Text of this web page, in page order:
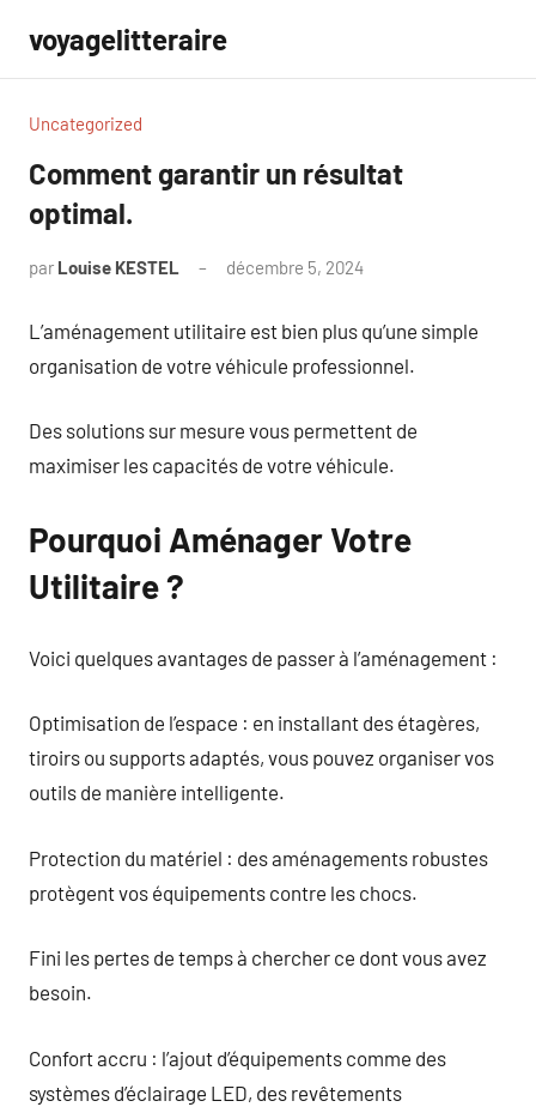
contenu
voyagelitteraire
Uncategorized
Comment garantir un résultat
optimal.
par Louise KESTEL décembre 5, 2024
L’aménagement utilitaire est bien plus qu’une simple
organisation de votre véhicule professionnel.
Des solutions sur mesure vous permettent de
maximiser les capacités de votre véhicule.
Pourquoi Aménager Votre
Utilitaire ?
Voici quelques avantages de passer à l’aménagement :
Optimisation de l’espace : en installant des étagères,
tiroirs ou supports adaptés, vous pouvez organiser vos
outils de manière intelligente.
Protection du matériel : des aménagements robustes
protègent vos équipements contre les chocs.
Fini les pertes de temps à chercher ce dont vous avez
besoin.
Confort accru : l’ajout d’équipements comme des
systèmes d’éclairage LED, des revêtements